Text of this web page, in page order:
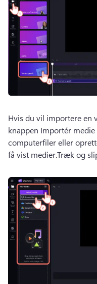
Hvis du vil importere en
knappen Importér
computerfiler eller
få vist medier.Træk og